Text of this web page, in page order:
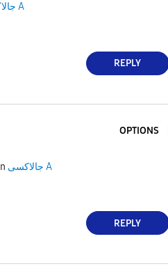
جالاكسى A
REPLY
OPTIONS
جالاكسى A
REPLY